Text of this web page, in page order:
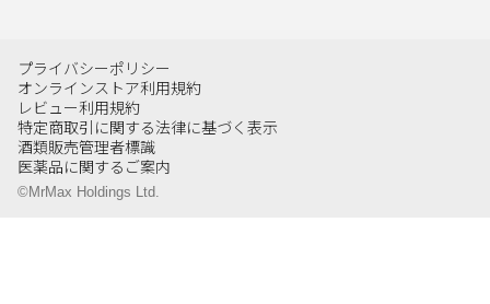
プライバシーポリシー
オンラインストア利用規約
レビュー利用規約
特定商取引に関する法律に基づく表示
酒類販売管理者標識
医薬品に関するご案内
©MrMax Holdings Ltd.